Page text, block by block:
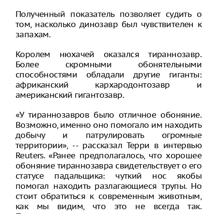
Полученный показатель позволяет судить о
том, насколько динозавр был чувствителен к
запахам.
Королем нюхачей оказался тираннозавр.
Более скромными обонятельными
способностями обладали другие гиганты:
африканский кархародонтозавр и
американский гигантозавр.
«У тираннозавров было отличное обоняние.
Возможно, именно оно помогало им находить
добычу и патрулировать огромные
территории», -- рассказал Терри в интервью
Reuters. «Ранее предполагалось, что хорошее
обоняние тираннозавра свидетельствует о его
статусе падальщика: чуткий нос якобы
помогал находить разлагающиеся трупы. Но
стоит обратиться к современным животным,
как мы видим, что это не всегда так.